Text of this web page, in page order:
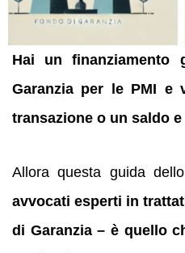
Hai un finanziamento
Garanzia per le PMI e
transazione o un saldo
Allora questa guida dello
avvocati esperti in
di Garanzia – è quello